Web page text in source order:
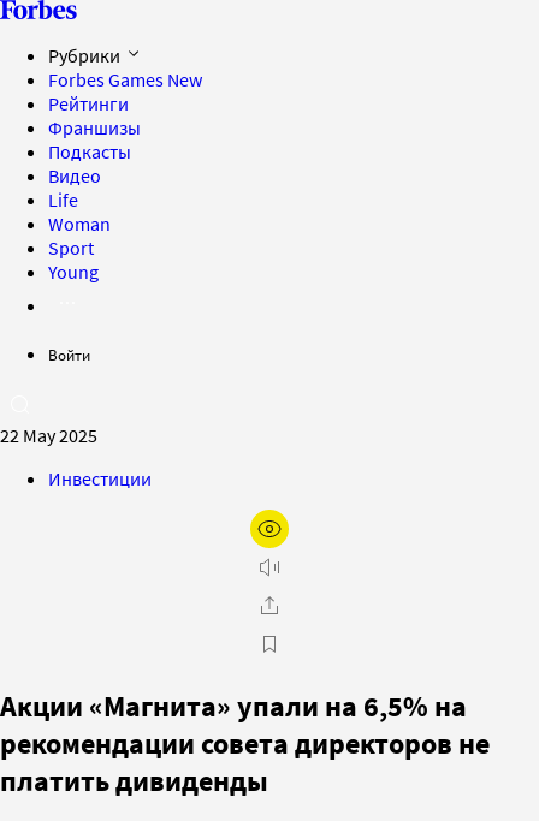
Рубрики
Forbes Games New
Рейтинги
Франшизы
Подкасты
Видео
Life
Woman
Sport
Young
Войти
22 May 2025
Инвестиции
Акции «Магнита» упали на 6,5% на
рекомендации совета директоров не
платить дивиденды